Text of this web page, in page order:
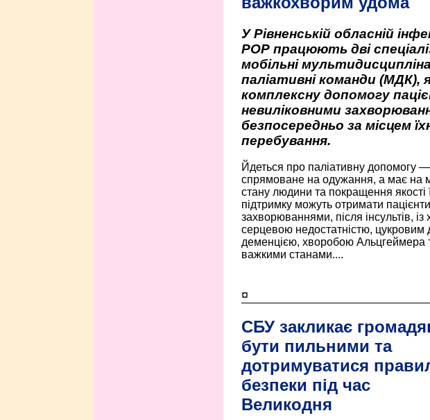
У Рівненській обласній
РОР працюють дві
мобільні
паліативні команди (МДК),
комплексну допомогу
невиліковними
безпосередньо за місцем
перебування.
Йдеться про паліативну допомогу
спрямоване на одужання, а має на
стану людини та покращення якості
підтримку можуть отримати
захворюваннями, після інсультів, із
серцевою недостатністю, цукровим
деменцією, хворобою Альцгеймера
важкими станами....
¤
СБУ закликає
бути пильними та
дотримуватися
безпеки під час
Великодня